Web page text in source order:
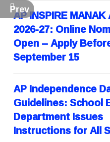
Prev
AP INSPIRE
2026-27: Online
Open – Apply
September 15
AP Independence
Guidelines: School
Department Issues
Instructions for All